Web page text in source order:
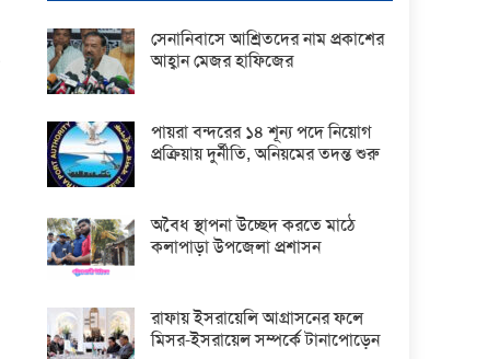
সেনানিবাসে আশ্রিতদের নাম প্রকাশের
আহ্বান মেজর হাফিজের
পায়রা বন্দরের ১৪ শূন্য পদে নিয়োগ
প্রক্রিয়ায় দুর্নীতি, অনিয়মের তদন্ত শুরু
অবৈধ স্থাপনা উচ্ছেদ করতে মাঠে
কলাপাড়া উপজেলা প্রশাসন
রাফায় ইসরায়েলি আগ্রাসনের ফলে
মিসর-ইসরায়েল সম্পর্কে টানাপোড়েন